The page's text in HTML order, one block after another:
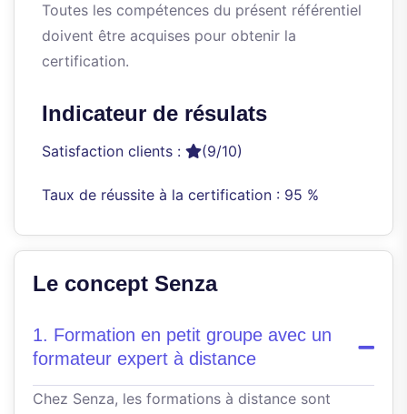
Toutes les compétences du présent référentiel
doivent être acquises pour obtenir la
certification.
Indicateur de résulats
Satisfaction clients : (9/10)
Taux de réussite à la certification : 95 %
Le concept Senza
1. Formation en petit groupe avec un
formateur expert à distance
Chez Senza, les formations à distance sont